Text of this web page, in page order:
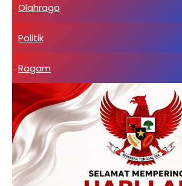
Olahraga
Politik
Ragam